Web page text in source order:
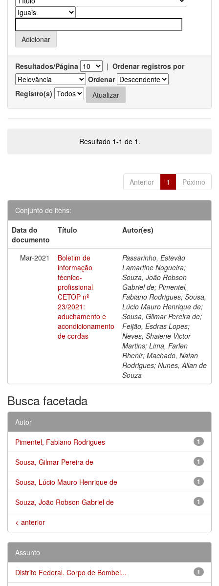
Resultados/Página | Ordenar registros por
Ordenar
Registro(s)
Resultado 1-1 de 1.
Anterior 1 Póximo
Conjunto de itens:
Data do
documento
Título Autor(es)
Mar-2021
Boletim de
informação
técnico-
profissional
CETOP nº
23/2021:
aduchamento e
acondicionamento
de cordas
Passarinho, Estevão
Lamartine Nogueira;
Souza, João Robson
Gabriel de; Pimentel,
Fabiano Rodrigues; Sousa,
Lúcio Mauro Henrique de;
Sousa, Gilmar Pereira de;
Feijão, Esdras Lopes;
Neves, Shaiene Victor
Martins; Lima, Farlen
Rhenir; Machado, Natan
Rodrigues; Nunes, Allan de
Souza
Busca facetada
Autor
1
Pimentel, Fabiano Rodrigues
1
Sousa, Gilmar Pereira de
1
Sousa, Lúcio Mauro Henrique de
1
Souza, João Robson Gabriel de
< anterior
Assunto
1
Distrito Federal. Corpo de Bombei...